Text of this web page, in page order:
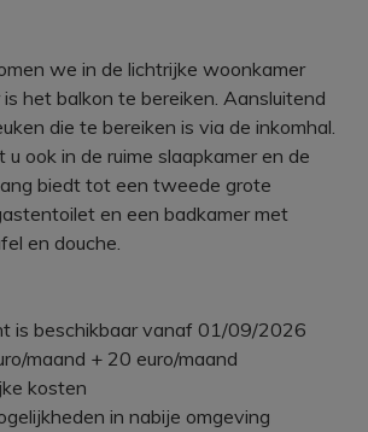
we in de lichtrijke woonkamer
het balkon te bereiken. Aansluitend
die te bereiken is via de inkomhal.
u ook in de ruime slaapkamer en de
biedt tot een tweede grote
en een badkamer met
en douche.
is beschikbaar vanaf 01/09/2026
maand + 20 euro/maand
kosten
in nabije omgeving